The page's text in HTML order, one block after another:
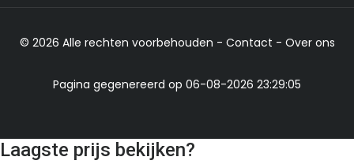
© 2026 Alle rechten voorbehouden - Contact - Over ons
Pagina gegenereerd op 06-08-2026 23:29:05
Laagste prijs bekijken?